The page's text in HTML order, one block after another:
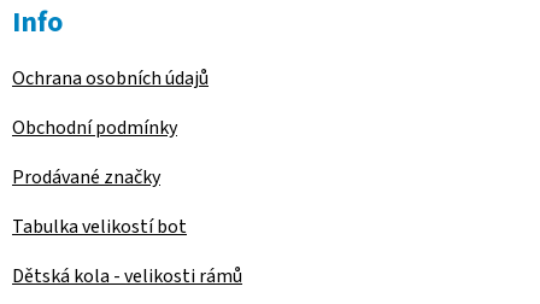
Info
Ochrana osobních údajů
Obchodní podmínky
Prodávané značky
Tabulka velikostí bot
Dětská kola - velikosti rámů